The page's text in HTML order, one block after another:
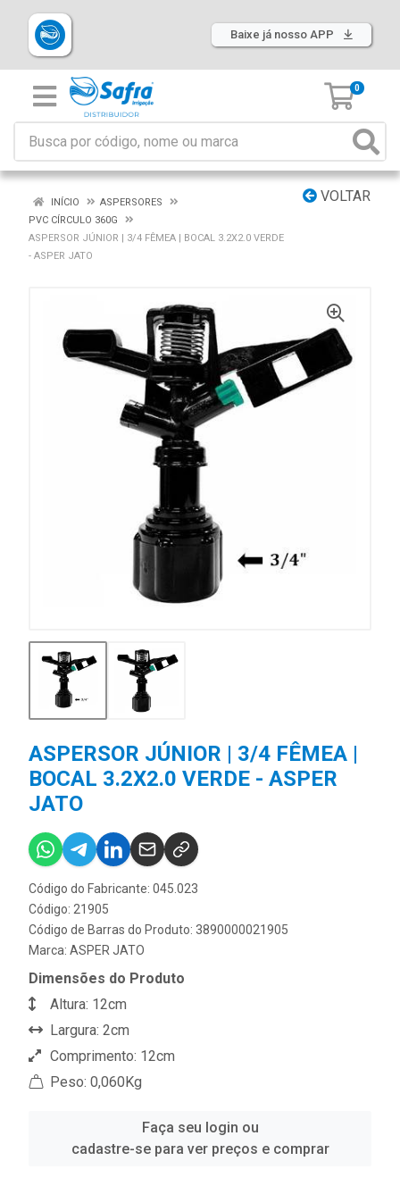
Baixe já nosso APP
0
VOLTAR
INÍCIO
ASPERSORES
PVC CÍRCULO 360G
ASPERSOR JÚNIOR | 3/4 FÊMEA | BOCAL 3.2X2.0 VERDE
- ASPER JATO
ASPERSOR JÚNIOR | 3/4 FÊMEA |
BOCAL 3.2X2.0 VERDE - ASPER
JATO
Código do Fabricante: 045.023
Código: 21905
Código de Barras do Produto: 3890000021905
Marca: ASPER JATO
Dimensões do Produto
Altura: 12cm
Largura: 2cm
Comprimento: 12cm
Peso: 0,060Kg
Faça seu login ou
cadastre-se para ver preços e comprar